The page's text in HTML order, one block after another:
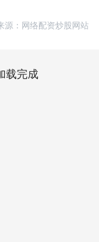
源：网络配资炒股网站
载完成